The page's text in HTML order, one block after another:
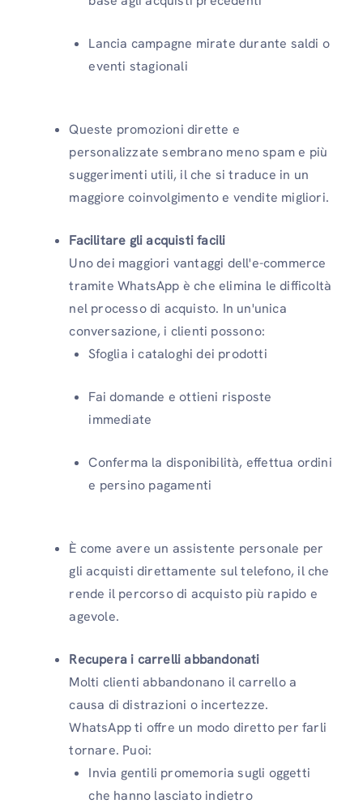
Lancia campagne mirate durante saldi o
eventi stagionali
Queste promozioni dirette e
personalizzate sembrano meno spam e più
suggerimenti utili, il che si traduce in un
maggiore coinvolgimento e vendite migliori.
Facilitare gli acquisti facili
Uno dei maggiori vantaggi dell'e-commerce
tramite WhatsApp è che elimina le difficoltà
nel processo di acquisto. In un'unica
conversazione, i clienti possono:
Sfoglia i cataloghi dei prodotti
Fai domande e ottieni risposte
immediate
Conferma la disponibilità, effettua ordini
e persino pagamenti
È come avere un assistente personale per
gli acquisti direttamente sul telefono, il che
rende il percorso di acquisto più rapido e
agevole.
Recupera i carrelli abbandonati
Molti clienti abbandonano il carrello a
causa di distrazioni o incertezze.
WhatsApp ti offre un modo diretto per farli
tornare. Puoi:
Invia gentili promemoria sugli oggetti
che hanno lasciato indietro